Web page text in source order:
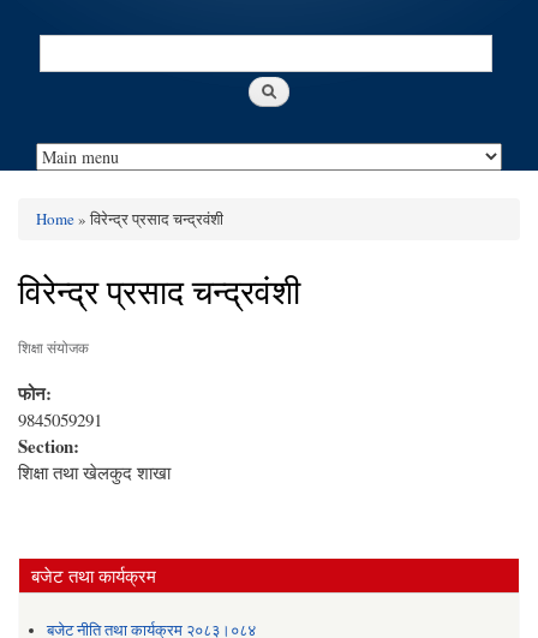
Search
You are here
Home» विरेन्द्र प्रसाद चन्द्रवंशी
विरेन्द्र प्रसाद चन्द्रवंशी
शिक्षा संयोजक
फोन:
9845059291
Section:
शिक्षा तथा खेलकुद शाखा
बजेट तथा कार्यक्रम
बजेट नीति तथा कार्यक्रम २०८३।०८४